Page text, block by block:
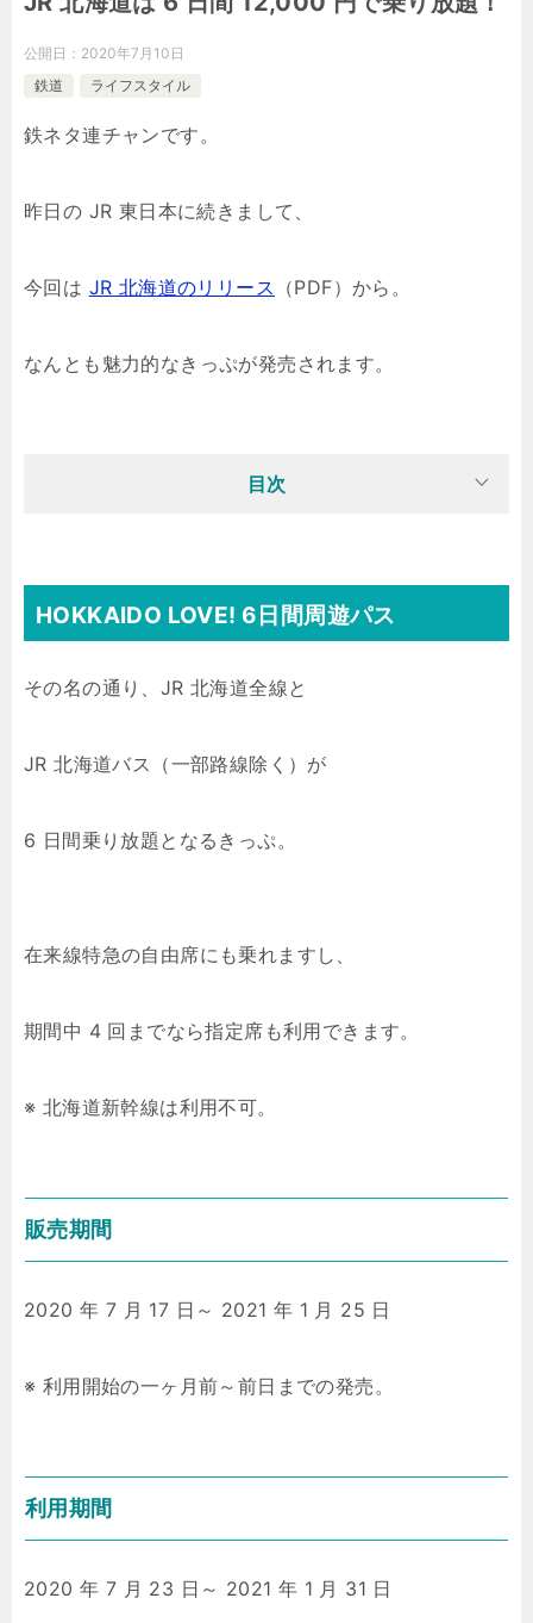
公開日： 2020年7月10日
鉄道
ライフスタイル
鉄ネタ連チャンです。
昨日の JR 東日本に続きまして、
今回は JR 北海道のリリース （PDF）から。
なんとも魅力的なきっぷが発売されます。
目次
HOKKAIDO LOVE! 6日間周遊パス
その名の通り、JR 北海道全線と
JR 北海道バス（一部路線除く）が
6 日間乗り放題となるきっぷ。
在来線特急の自由席にも乗れますし、
期間中 4 回までなら指定席も利用できます。
※ 北海道新幹線は利用不可。
販売期間
2020 年 7 月 17 日～ 2021 年 1 月 25 日
※ 利用開始の一ヶ月前～前日までの発売。
利用期間
2020 年 7 月 23 日～ 2021 年 1 月 31 日